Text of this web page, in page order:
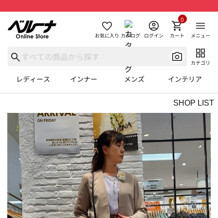
お気に入り カタログ ログイン カート
0
メニュー
カテゴリ
レディース インナー メンズ インテリア
SHOP LIST